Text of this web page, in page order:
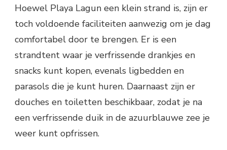
Hoewel Playa Lagun een klein strand is, zijn er
toch voldoende faciliteiten aanwezig om je dag
comfortabel door te brengen. Er is een
strandtent waar je verfrissende drankjes en
snacks kunt kopen, evenals ligbedden en
parasols die je kunt huren. Daarnaast zijn er
douches en toiletten beschikbaar, zodat je na
een verfrissende duik in de azuurblauwe zee je
weer kunt opfrissen.